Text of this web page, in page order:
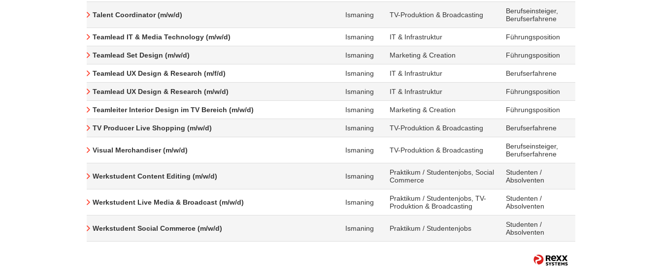
Talent Coordinator (m/w/d) Ismaning TV-Produktion & Broadcasting
Berufseinsteiger,
Berufserfahrene
Teamlead IT & Media Technology (m/w/d) Ismaning IT & Infrastruktur Führungsposition
Teamlead Set Design (m/w/d) Ismaning Marketing & Creation Führungsposition
Teamlead UX Design & Research (m/f/d) Ismaning IT & Infrastruktur Berufserfahrene
Teamlead UX Design & Research (m/w/d) Ismaning IT & Infrastruktur Führungsposition
Teamleiter Interior Design im TV Bereich (m/w/d) Ismaning Marketing & Creation Führungsposition
TV Producer Live Shopping (m/w/d) Ismaning TV-Produktion & Broadcasting Berufserfahrene
Visual Merchandiser (m/w/d) Ismaning TV-Produktion & Broadcasting
Berufseinsteiger,
Berufserfahrene
Werkstudent Content Editing (m/w/d) Ismaning
Praktikum / Studentenjobs, Social
Commerce
Studenten /
Absolventen
Werkstudent Live Media & Broadcast (m/w/d) Ismaning
Praktikum / Studentenjobs, TV-
Produktion & Broadcasting
Studenten /
Absolventen
Werkstudent Social Commerce (m/w/d) Ismaning Praktikum / Studentenjobs
Studenten /
Absolventen